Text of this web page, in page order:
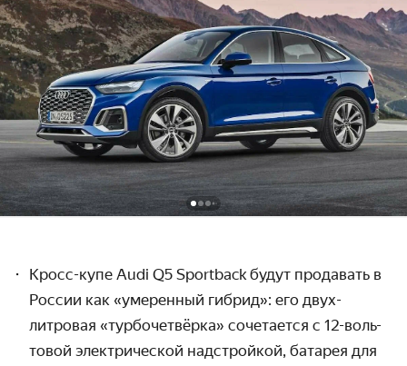
Кросс-купе Audi Q5 Sportback будут продавать в
России как «умеренный гибрид»: его двух­
литровая «турбо­четвёрка» сочетается с 12-воль­
товой электри­ческой надстройкой, батарея для